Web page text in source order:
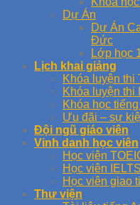
Dự Án
Dự Án
Đức
Lớp học
Lịch khai giảng
Khóa luyện thi
Khóa luyện thi
Khóa học
Ưu đãi – sự
Đội ngũ giáo viên
Vinh danh học viên
Học viên
Học viên IELTS
Học viên giao
Thư viện